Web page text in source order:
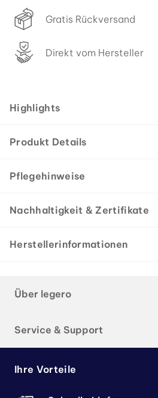
Gratis Rückversand
Direkt vom Hersteller
Highlights
Produkt Details
Pflegehinweise
Nachhaltigkeit & Zertifikate
Herstellerinformationen
Über legero
Service & Support
Ihre Vorteile